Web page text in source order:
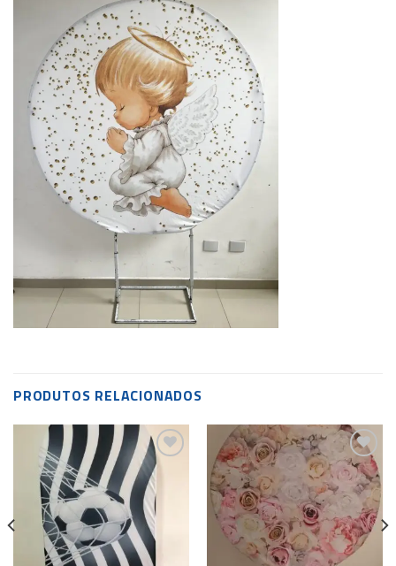
PRODUTOS RELACIONADOS
Add to
wishlist
Add to
wishlist